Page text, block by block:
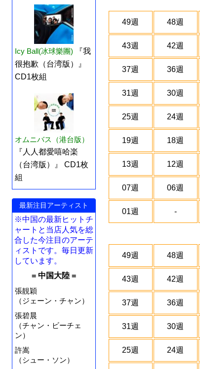
Icy Ball(冰球樂團)
『我
很抱歉（台湾版）』
CD1枚組
オムニバス（港台版）
『人人都愛嘻哈楽
（台湾版）』 CD1枚
組
最新注目アーティスト
※中国の最新ヒットチ
ャートと当店人気を総
合した今注目のアーテ
ィストです。毎日更新
しています。
= 中国大陸 =
張靚穎
（ジェーン・チャン）
張碧晨
（チャン・ビーチェ
ン）
許嵩
（シュー・ソン）
49週 48週
43週 42週
37週 36週
31週 30週
25週 24週
19週 18週
13週 12週
07週 06週
01週 -
49週 48週
43週 42週
37週 36週
31週 30週
25週 24週